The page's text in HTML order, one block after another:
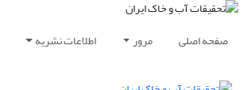
صفحه اصلی مرور اطلاعات نشریه